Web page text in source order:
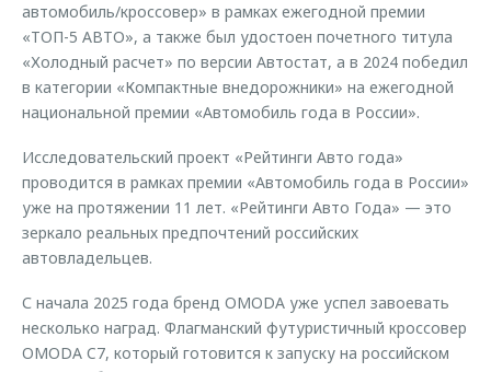
автомобиль/кроссовер» в рамках ежегодной премии
«ТОП-5 АВТО», а также был удостоен почетного титула
«Холодный расчет» по версии Автостат, а в 2024 победил
в категории «Компактные внедорожники» на ежегодной
национальной премии «Автомобиль года в России».
Исследовательский проект «Рейтинги Авто года»
проводится в рамках премии «Автомобиль года в России»
уже на протяжении 11 лет. «Рейтинги Авто Года» — это
зеркало реальных предпочтений российских
автовладельцев.
С начала 2025 года бренд OMODA уже успел завоевать
несколько наград. Флагманский футуристичный кроссовер
OMODA C7, который готовится к запуску на российском